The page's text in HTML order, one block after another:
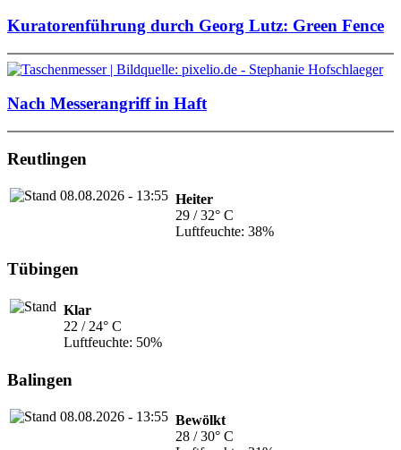
Kuratorenführung durch Georg Lutz: Green Fence
Nach Messerangriff in Haft
Reutlingen
Heiter
29 / 32° C
Luftfeuchte: 38%
Tübingen
Klar
22 / 24° C
Luftfeuchte: 50%
Balingen
Bewölkt
28 / 30° C